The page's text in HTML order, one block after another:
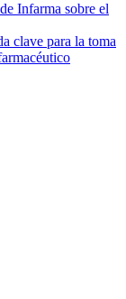
Infarma sobre el
clave para la toma